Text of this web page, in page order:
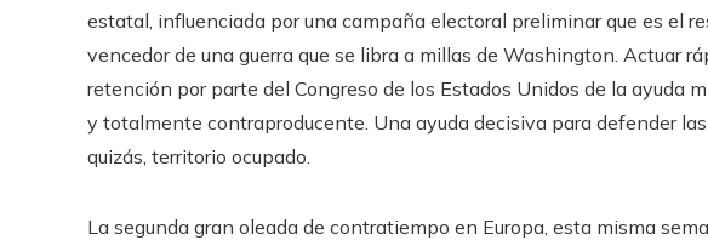
estatal, influenciada por una campaña electoral preliminar que es el
vencedor de una guerra que se libra a millas de Washington. Actuar
retención por parte del Congreso de los Estados Unidos de la ayuda
y totalmente contraproducente. Una ayuda decisiva para defender
quizás, territorio ocupado.
La segunda gran oleada de contratiempo en Europa, esta misma